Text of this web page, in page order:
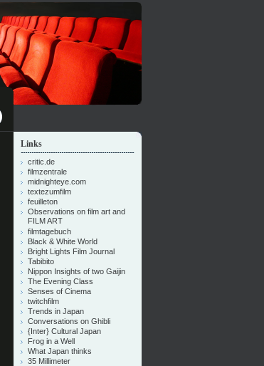
Links
critic.de
filmzentrale
midnighteye.com
textezumfilm
feuilleton
Observations on film art and
FILM ART
filmtagebuch
Black & White World
Bright Lights Film Journal
Tabibito
Nippon Insights of two Gaijin
The Evening Class
Senses of Cinema
twitchfilm
Trends in Japan
Conversations on Ghibli
{Inter} Cultural Japan
Frog in a Well
What Japan thinks
35 Millimeter